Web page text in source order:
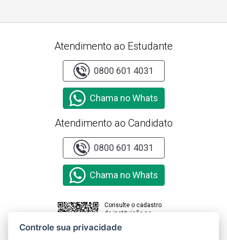
Atendimento ao Estudante
0800 601 4031
Chama no Whats
Atendimento ao Candidato
0800 601 4031
Chama no Whats
Consulte o cadastro
da instituição no
Controle sua privacidade